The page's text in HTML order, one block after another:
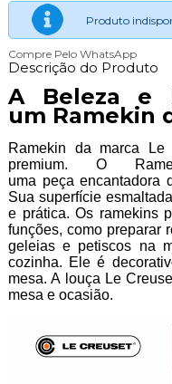
Produto
Compre Pelo WhatsApp
Descrição do Produto
A Beleza e
um Ramekin
Ramekin da marca Le
premium. O
uma peça encantadora
Sua superfície
e prática. Os ramekins
funções, como preparar
geleias e petiscos na
cozinha. Ele é
mesa. A louça Le
mesa e ocasião.